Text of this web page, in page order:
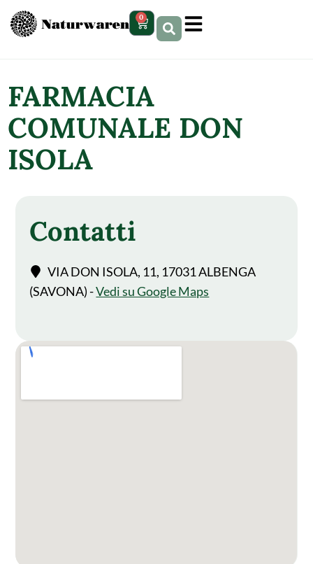
contenuto 0
FARMACIA
COMUNALE DON
ISOLA
Contatti
VIA DON ISOLA, 11, 17031 ALBENGA
(SAVONA) -Vedi su Google Maps